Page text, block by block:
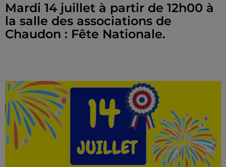
Mardi 14 juillet à partir de 12h00 à
la salle des associations de
Chaudon : Fête Nationale.